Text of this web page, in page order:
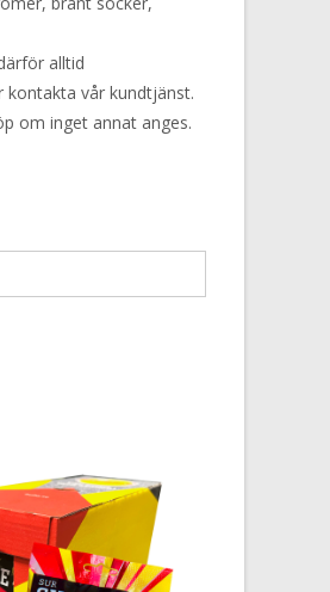
alltid
vår kundtjänst.
om inget annat anges.